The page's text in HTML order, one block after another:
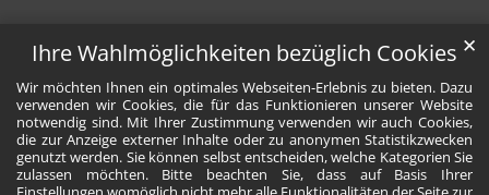
Ihre Wahlmöglichkeiten bezüglich Cookies
Wir möchten Ihnen ein optimales Webseiten-Erlebnis zu bieten. Dazu
verwenden wir Cookies, die für das Funktionieren unserer Website
notwendig sind. Mit Ihrer Zustimmung verwenden wir auch Cookies,
die zur Anzeige externer Inhalte oder zu anonymen Statistikzwecken
genutzt werden. Sie können selbst entscheiden, welche Kategorien Sie
zulassen möchten. Bitte beachten Sie, dass auf Basis Ihrer
✕